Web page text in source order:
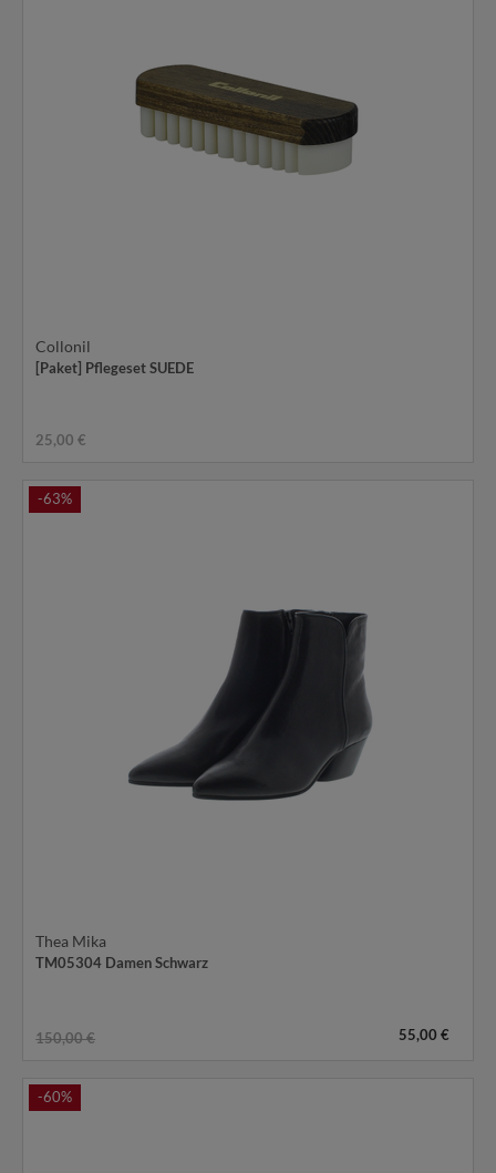
Collonil
[Paket] Pflegeset SUEDE
25,00 €
-63%
Thea Mika
TM05304 Damen Schwarz
150,00 € 55,00 €
-60%